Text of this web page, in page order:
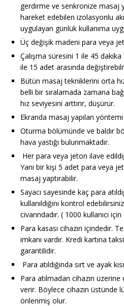
gerdirme ve senkronize masaj
hareket edebilen izolasyonlu
uygulayan günlük kullanıma
Üç değişik madeni para veya
Çalışma süresini 1 ile 45
ile 15 adet arasında
Bütün masaj tekniklerini orta
belli bir sıralamada zamana
hız seviyesini arttırır, düşürür.
Ekranda masaj yapılan
Oturma bölümünde ve baldır
hava yastığı bulunmaktadır.
Her para veya jeton ilave
Yani bir kişi 5 adet para veya
masaj yaptırabilir.
Sayacı sayesinde kaç para
kullanıldığını kontrol
civarındadır. ( 1000 kullanıcı için
Para kasası cihazın içindedir.
imkanı vardır. Kredi kartına
garantilidir.
Para atıldığında sırt ve ayak
Para atılmadan cihazın
verir. Böylece cihazın üstünde
önlenmiş olur.